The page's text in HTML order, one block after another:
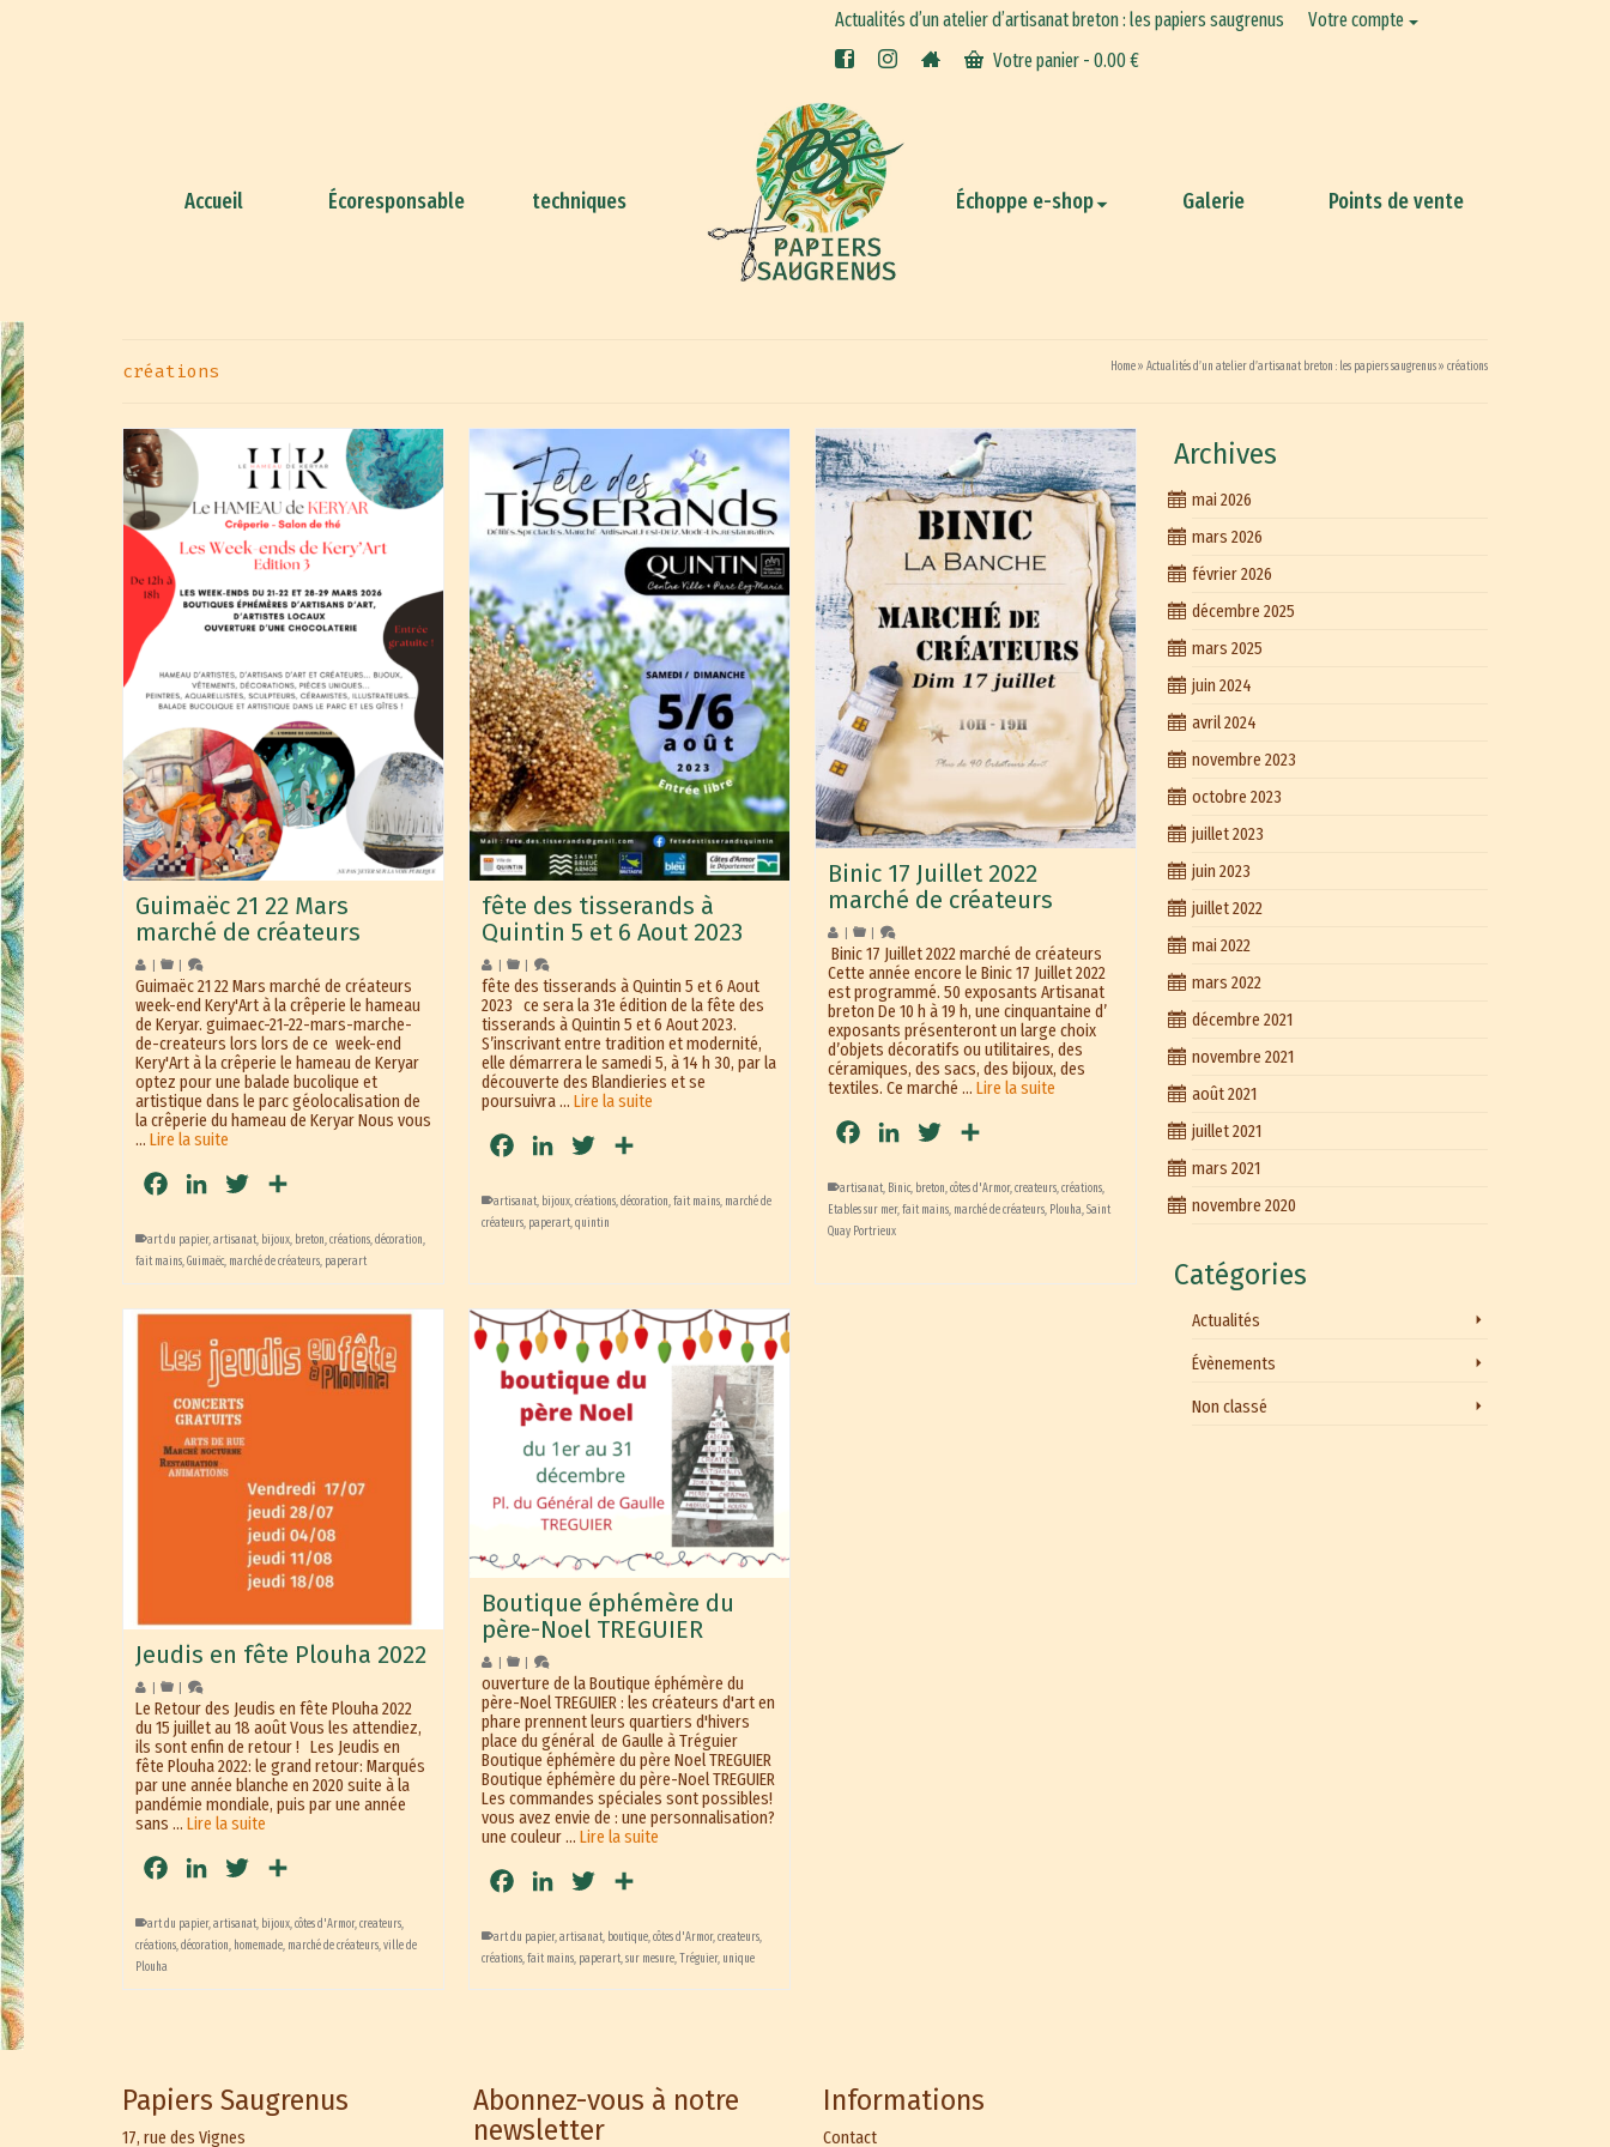
Actualités d’un atelier d’artisanat breton : les papiers saugrenus
Votre compte
Votre panier - 0.00€
Accueil Écoresponsable techniques Échoppe e-shop Galerie Points de vente
créations Home» Actualités d’un atelier d’artisanat breton : les papiers saugrenus» créations
Guimaëc 21 22 Mars
marché de créateurs
Guimaëc 21 22 Mars marché de créateurs
week-end Kery'Art à la crêperie le hameau
de Keryar. guimaec-21-22-mars-marche-
de-createurs lors lors de ce week-end
Kery'Art à la crêperie le hameau de Keryar
optez pour une balade bucolique et
artistique dans le parc géolocalisation de
la crêperie du hameau de Keryar Nous vous
… Lire la suite
FacebookLinkedInTwitter
art du papier,artisanat, bijoux, breton,créations,décoration,
fait mains,Guimaëc, marché de créateurs, paperart
fête des tisserands à
Quintin 5 et 6 Aout 2023
fête des tisserands à Quintin 5 et 6 Aout
2023 ce sera la 31e édition de la fête des
tisserands à Quintin 5 et 6 Aout 2023.
S’inscrivant entre tradition et modernité,
elle démarrera le samedi 5, à 14 h 30, par la
découverte des Blandieries et se
poursuivra …Lire la suite
FacebookLinkedInTwitter
artisanat, bijoux,créations,décoration,fait mains, marché de
créateurs, paperart,quintin
Binic 17 Juillet 2022
marché de créateurs
Binic 17 Juillet 2022 marché de créateurs
Cette année encore le Binic 17 Juillet 2022
est programmé. 50 exposants Artisanat
breton De 10 h à 19 h, une cinquantaine d’
exposants présenteront un large choix
d’objets décoratifs ou utilitaires, des
céramiques, des sacs, des bijoux, des
textiles. Ce marché …Lire la suite
FacebookLinkedInTwitter
artisanat, Binic, breton,côtes d'Armor,createurs,créations,
Etables sur mer,fait mains, marché de créateurs, Plouha,Saint
Quay Portrieux
Jeudis en fête Plouha 2022
Le Retour des Jeudis en fête Plouha 2022
du 15 juillet au 18 août Vous les attendiez,
ils sont enfin de retour ! Les Jeudis en
fête Plouha 2022: le grand retour: Marqués
par une année blanche en 2020 suite à la
pandémie mondiale, puis par une année
sans … Lire la suite
FacebookLinkedInTwitter
art du papier,artisanat, bijoux,côtes d'Armor,createurs,
créations,décoration, homemade, marché de créateurs,ville de
Plouha
Boutique éphémère du
père-Noel TREGUIER
ouverture de la Boutique éphémère du
père-Noel TREGUIER : les créateurs d'art en
phare prennent leurs quartiers d'hivers
place du général de Gaulle à Tréguier
Boutique éphémère du père Noel TREGUIER
Boutique éphémère du père-Noel TREGUIER
Les commandes spéciales sont possibles!
vous avez envie de : une personnalisation?
une couleur …Lire la suite
FacebookLinkedInTwitter
art du papier,artisanat, boutique,côtes d'Armor,createurs,
créations,fait mains, paperart,sur mesure,Tréguier, unique
Archives
mai 2026
mars 2026
février 2026
décembre 2025
mars 2025
juin 2024
avril 2024
novembre 2023
octobre 2023
juillet 2023
juin 2023
juillet 2022
mai 2022
mars 2022
décembre 2021
novembre 2021
août 2021
juillet 2021
mars 2021
novembre 2020
Catégories
Actualités
Évènements
Non classé
Papiers Saugrenus
17, rue des Vignes
Abonnez-vous à notre
newsletter
Informations
Contact